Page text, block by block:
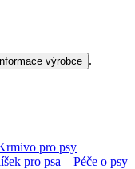
výrobce .
pro psy
pro psa
Péče o psy